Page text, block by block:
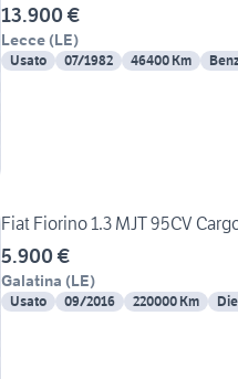
13.900 €
Lecce (LE)
Usato 07/1982 46400 Km
Fiat Fiorino 1.3 MJT 95CV
5.900 €
Galatina (LE)
Usato 09/2016 220000 Km